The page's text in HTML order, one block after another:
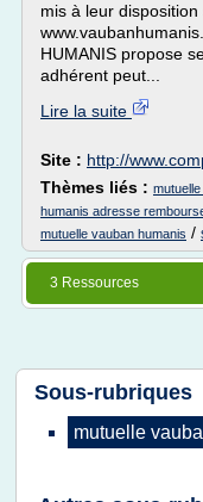
mis à leur
HUMANIS propose
adhérent peut...
Lire la suite
Site : http://
Thèmes liés :
humanis adresse
mutuelle vauban humanis /
3 Ressources
Sous-rubriques
mutuelle